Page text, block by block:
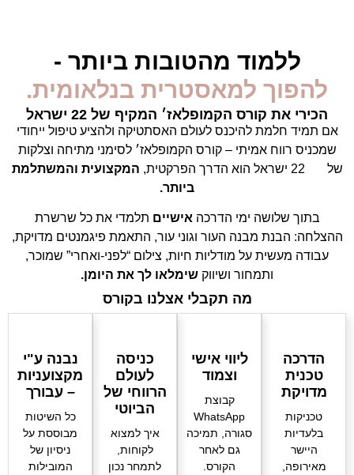
ללמוד מהטובות ביותר -
להפוך למאסטרית בנלאומית.
הכירי את קורס הקמופלאז׳ המקיף של 22 ישראל
אם תמיד חלמת להיכנס לעולם האסתטיקה ולהציע טיפול ייחודי
שמכניס רווח אמיתי – קורס הקמופלאז׳ לסימני מתיחה וצלקות
של ‎22 ישראל הוא הדרך הפרקטית,
המקצועית והמשתלמת
ביותר.
בתוך שלושה ימי הדרכה אישיים תלמדי את כל שרשרת
ההצלחה: הבנת מבנה העור וגוני עור, התאמת פיגמנטים מדויקת,
עבודה מעשית על מודליות חיות, צילום “לפני-ואחרי” שמוכר,
ותמחור ושיווק שימלאו לך את היומן.
מה תקבלי אצלנו בקורס
הדרכה
טכנית
מדויקת
טכניקות
בלעדיות
היישר
מאירופה,
ליווי אישי
וצמוד
קבוצת
WhatsApp
סגורה, תמיכה
גם לאחר
הקורס.
כניסה
לעולם
הרווחי של
הביוטי
איך למצוא
לקוחות,
לתמחר נכון
נבנה ע"י
מקצועניות
– עבורך
כל השיטות
מבוססת על
ניסיון של
המובילות